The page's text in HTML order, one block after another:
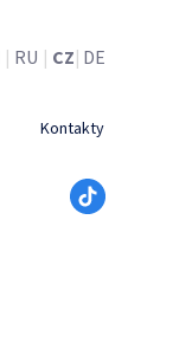
Kontakty
RU
| | CZ DE
|